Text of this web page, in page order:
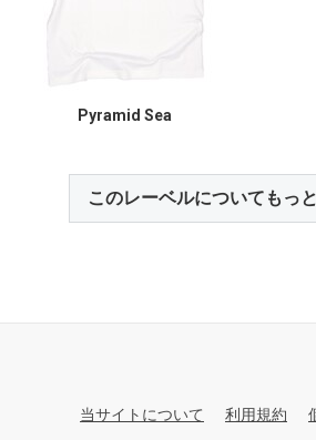
Pyramid Sea
このレーベルについてもっ
当サイトについて 利用規約